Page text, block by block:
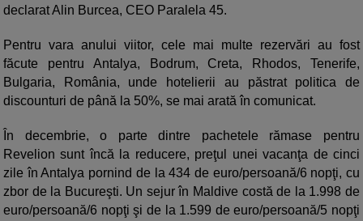
declarat Alin Burcea, CEO Paralela 45.
Pentru vara anului viitor, cele mai multe rezervări au fost
făcute pentru Antalya, Bodrum, Creta, Rhodos, Tenerife,
Bulgaria, România, unde hotelierii au păstrat politica de
discounturi de până la 50%, se mai arată în comunicat.
În decembrie, o parte dintre pachetele rămase pentru
Revelion sunt încă la reducere, preţul unei vacanţa de cinci
zile în Antalya pornind de la 434 de euro/persoană/6 nopţi, cu
zbor de la Bucureşti. Un sejur în Maldive costă de la 1.998 de
euro/persoană/6 nopţi şi de la 1.599 de euro/persoană/5 nopţi